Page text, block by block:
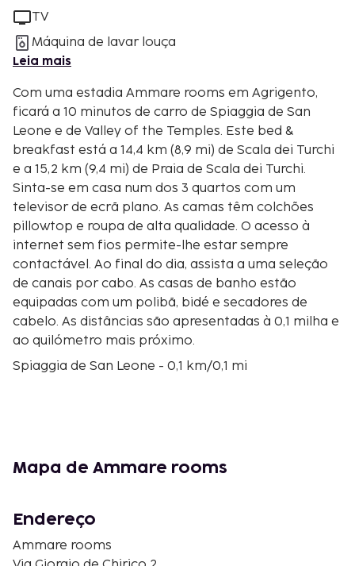
TV
Máquina de lavar louça
Leia mais
Com uma estadia Ammare rooms em Agrigento,
ficará a 10 minutos de carro de Spiaggia de San
Leone e de Valley of the Temples. Este bed &
breakfast está a 14,4 km (8,9 mi) de Scala dei Turchi
e a 15,2 km (9,4 mi) de Praia de Scala dei Turchi.
Sinta-se em casa num dos 3 quartos com um
televisor de ecrã plano. As camas têm colchões
pillowtop e roupa de alta qualidade. O acesso à
internet sem fios permite-lhe estar sempre
contactável. Ao final do dia, assista a uma seleção
de canais por cabo. As casas de banho estão
equipadas com um polibã, bidé e secadores de
cabelo. As distâncias são apresentadas à 0,1 milha e
ao quilómetro mais próximo.
Spiaggia de San Leone - 0,1 km/0,1 mi
Templo de Zeus - 4,4 km/2,7 mi
Templo de Héracles - 4,4 km/2,7 mi
Templo de Júpiter - 4,6 km/2,9 mi
Santuário de Demétrio e Perséfone - 4,7 km/2,9 mi
Giardino della Kolymbetra - 4,8 km/3 mi
Mapa de Ammare rooms
Endereço
Ammare rooms